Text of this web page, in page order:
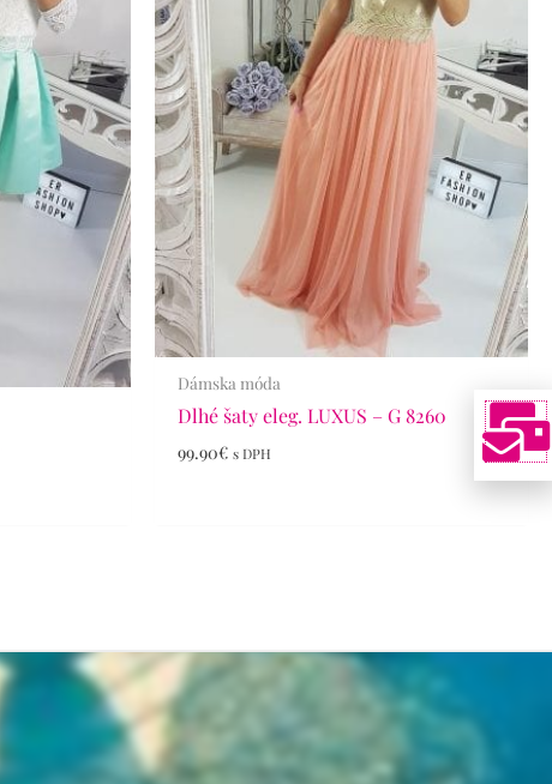
Dámska móda
Dlhé šaty eleg. LUXUS – G 8260
99.90€ s DPH